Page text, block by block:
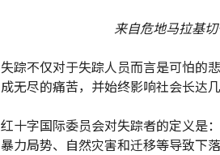
来自危地马拉基
失踪不仅对于失踪人员而言是可怕的
成无尽的痛苦，并始终影响社会长达几
红十字国际委员会对失踪者的定义是
暴力局势、自然灾害和迁移等导致下落